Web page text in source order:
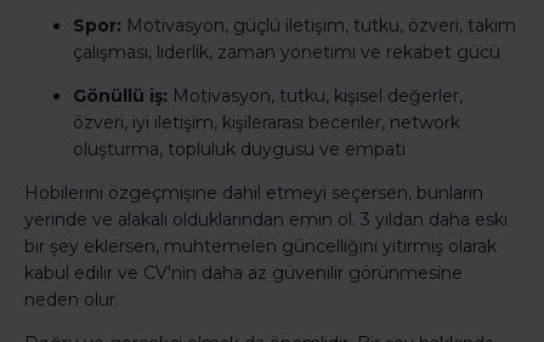
Spor: Motivasyon, güçlü iletişim, tutku, özveri, takım
çalışması, liderlik, zaman yönetimi ve rekabet gücü
Gönüllü iş: Motivasyon, tutku, kişisel değerler,
özveri, iyi iletişim, kişilerarası beceriler, network
oluşturma, topluluk duygusu ve empati
Hobilerini özgeçmişine dahil etmeyi seçersen, bunların
yerinde ve alakalı olduklarından emin ol. 3 yıldan daha eski
bir şey eklersen, muhtemelen güncelliğini yitirmiş olarak
kabul edilir ve CV'nin daha az güvenilir görünmesine
neden olur.